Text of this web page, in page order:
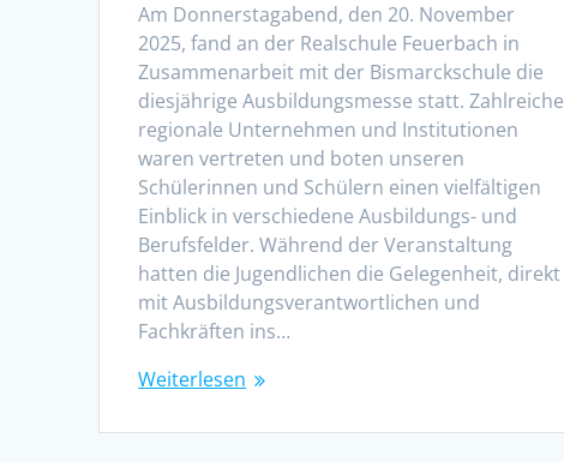
Am Donnerstagabend, den 20. November
2025, fand an der Realschule Feuerbach in
Zusammenarbeit mit der Bismarckschule die
diesjährige Ausbildungsmesse statt. Zahlreiche
regionale Unternehmen und Institutionen
waren vertreten und boten unseren
Schülerinnen und Schülern einen vielfältigen
Einblick in verschiedene Ausbildungs- und
Berufsfelder. Während der Veranstaltung
hatten die Jugendlichen die Gelegenheit, direkt
mit Ausbildungsverantwortlichen und
Fachkräften ins…
Weiterlesen